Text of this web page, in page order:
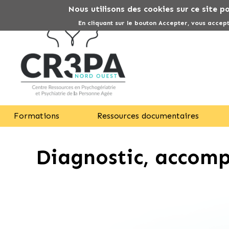
Nous utilisons des cookies sur ce site
En cliquant sur le bouton Accepter, vous
Formations Ressources documentaires
Diagnostic,